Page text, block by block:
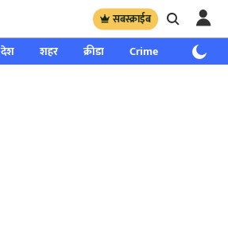
सबस्क्राईब
देश शहर क्रीडा Crime साप्ताहिक